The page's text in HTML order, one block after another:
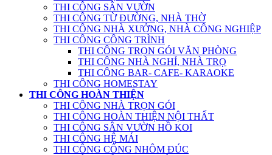
THI CÔNG SÂN VƯỜN
THI CÔNG TỪ ĐƯỜNG, NHÀ THỜ
THI CÔNG NHÀ XƯỞNG, NHÀ CÔNG NGHIỆP
THI CÔNG CÔNG TRÌNH
THI CÔNG TRỌN GÓI VĂN PHÒNG
THI CÔNG NHÀ NGHỈ, NHÀ TRỌ
THI CÔNG BAR- CAFE- KARAOKE
THI CÔNG HOMESTAY
THI CÔNG HOÀN THIỆN
THI CÔNG NHÀ TRỌN GÓI
THI CÔNG HOÀN THIỆN NỘI THẤT
THI CÔNG SÂN VƯỜN HỒ KOI
THI CÔNG HỆ MÁI
THI CÔNG CỔNG NHÔM ĐÚC